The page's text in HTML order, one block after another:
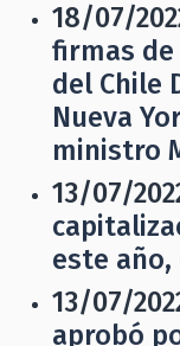
18/07/
firmas
del Chile
Nueva
ministro
13/07/
este año,
13/07/
aprobó